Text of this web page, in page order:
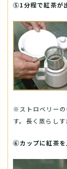
⑤1分程で紅茶が
※ストロベリー
す。長く蒸らし
⑥カップに紅茶を